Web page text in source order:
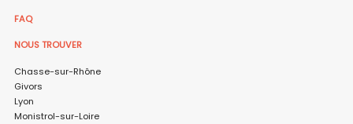
FAQ
NOUS TROUVER
Chasse-sur-Rhône
Givors
Lyon
Monistrol-sur-Loire